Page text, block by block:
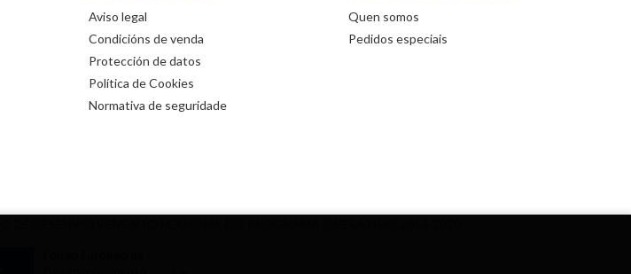
Aviso legal
Condicións de venda
Protección de datos
Política de Cookies
Normativa de seguridade
Quen somos
Pedidos especiais